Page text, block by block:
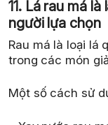
11. Lá rau má
người lựa chọn
Rau má là loại lá
trong các món
Một số cách sử